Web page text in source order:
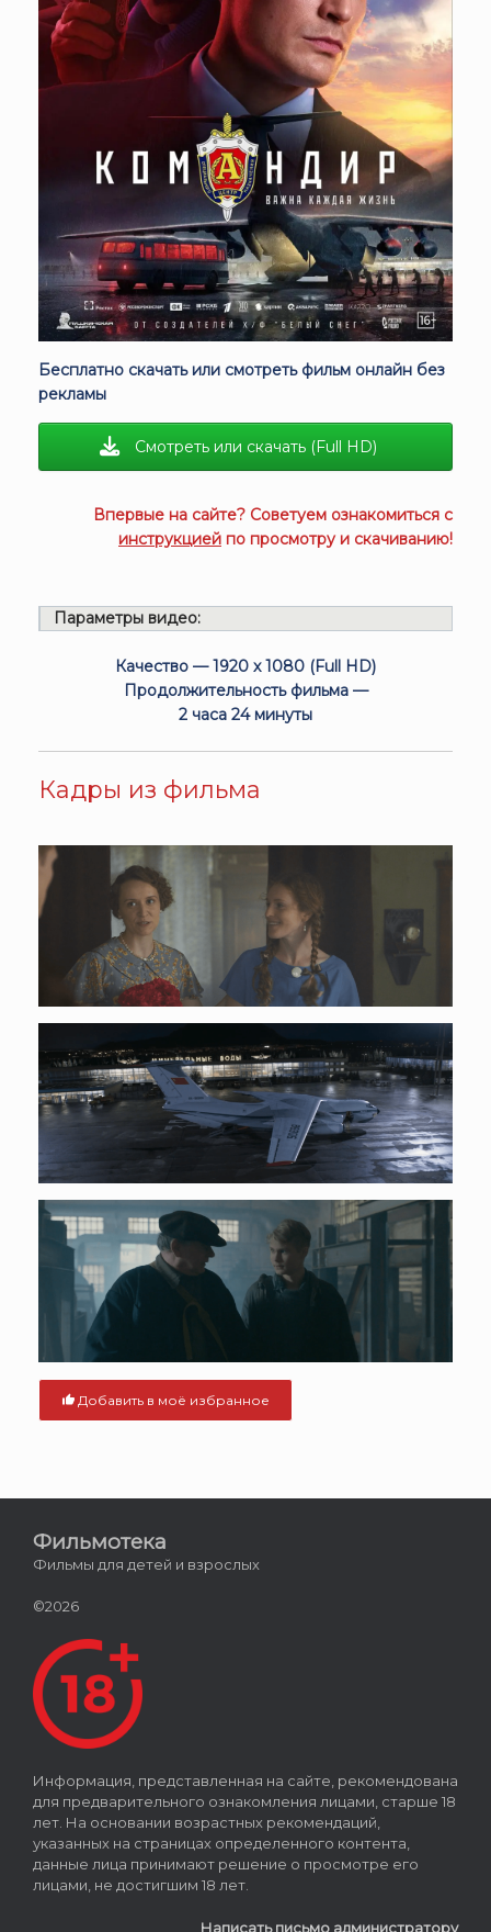
Бесплатно скачать или смотреть фильм онлайн без
рекламы
Смотреть или скачать (Full HD)
Впервые на сайте? Советуем ознакомиться с
инструкцией по просмотру и скачиванию!
Параметры видео:
Качество — 1920 x 1080 (Full HD)
Продолжительность фильма —
2 часа 24 минуты
Кадры из фильма
Добавить в моё избранное
Фильмотека
Фильмы для детей и взрослых
©2026
Информация, представленная на сайте, рекомендована
для предварительного ознакомления лицами, старше 18
лет. На основании возрастных рекомендаций,
указанных на страницах определенного контента,
данные лица принимают решение о просмотре его
лицами, не достигшим 18 лет.
Написать письмо администратору